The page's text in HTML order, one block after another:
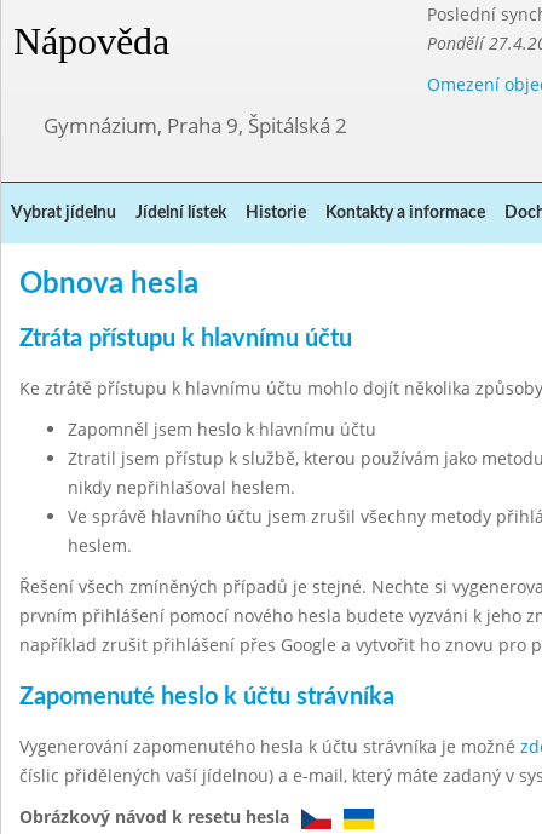
Nápověda
Poslední
Pondělí
Omezení
Gymnázium, Praha 9, Špitálská 2
Vybrat jídelnu Jídelní lístek Historie Kontakty a informace
Obnova hesla
Ztráta přístupu k hlavnímu účtu
Ke ztrátě přístupu k hlavnímu účtu mohlo dojít několika
Zapomněl jsem heslo k hlavnímu účtu
Ztratil jsem přístup k službě, kterou používám jako
nikdy nepřihlašoval heslem.
Ve správě hlavního účtu jsem zrušil všechny metody
heslem.
Řešení všech zmíněných případů je stejné. Nechte si
prvním přihlášení pomocí nového hesla budete vyzváni k jeho
například zrušit přihlášení přes Google a vytvořit ho znovu pro
Zapomenuté heslo k účtu strávníka
Vygenerování zapomenutého hesla k účtu strávníka je možné
číslic přidělených vaší jídelnou) a e-mail, který máte zadaný v
Obrázkový návod k resetu hesla